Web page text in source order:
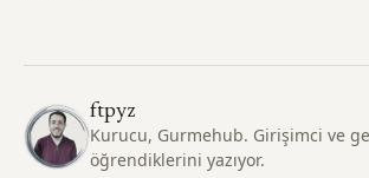
ftpyz
Kurucu, Gurmehub. Girişimci ve
öğrendiklerini yazıyor.